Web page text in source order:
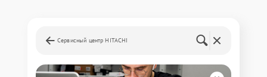
Сервисный центр HITACHI